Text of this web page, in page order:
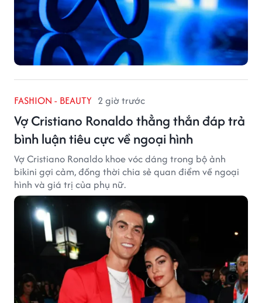
FASHION - BEAUTY 2 giờ trước
Vợ Cristiano Ronaldo thẳng thắn đáp trả
bình luận tiêu cực về ngoại hình
Vợ Cristiano Ronaldo khoe vóc dáng trong bộ ảnh
bikini gợi cảm, đồng thời chia sẻ quan điểm về ngoại
hình và giá trị của phụ nữ.